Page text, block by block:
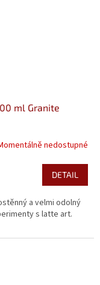
ml Granite
nedostupné
DETAIL
a velmi odolný
s latte art.